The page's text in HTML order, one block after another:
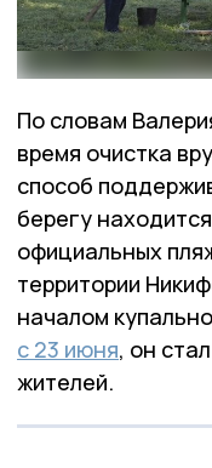
По словам
время очистка
способ
берегу
официальных
территории
началом
с 23 июня, он
жителей.